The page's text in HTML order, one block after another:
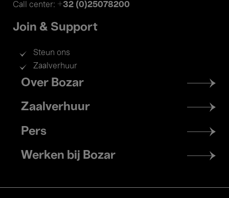
Call center: +32 (0)25078200
Join & Support
Steun ons
Zaalverhuur
Footer
menu
Over Bozar
Zaalverhuur
Pers
Werken bij Bozar